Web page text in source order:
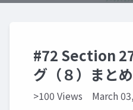
#72 Section
グ（８）まとめ
>100 Views March